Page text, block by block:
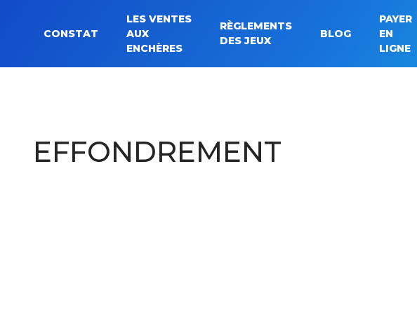
Rechercher :
CONSTAT
LES VENTES
AUX
ENCHÈRES
RÈGLEMENTS
DES JEUX
BLOG
PAYER
EN
LIGNE
EFFONDREMENT